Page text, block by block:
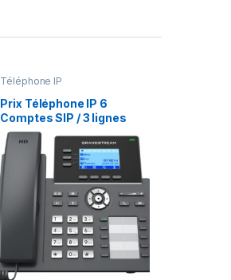
Téléphone IP
Prix Téléphone IP 6
Comptes SIP / 3 lignes
Grandstream GRP2604 –
772.00 – 772.00